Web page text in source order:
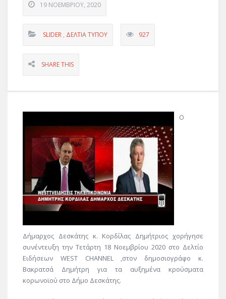
19 ΝΟΕΜΒΡΊΟΥ, 2020
SLIDER , ΔΕΛΤΊΑ ΤΎΠΟΥ 927
SHARE THIS
Ο
Δήμαρχος Δεσκάτης κ. Κορδίλας Δημήτριος χορήγησε
συνέντευξη την Τετάρτη 18 Νοεμβρίου 2020 στο Δελτίο
Ειδήσεων WEST CHANNEL ,στον δημοσιογράφο κ.
Βακρατσά Δημήτρη για τα αυξημένα κρούσματα
κορωνοϊού στο Δήμο Δεσκάτης.